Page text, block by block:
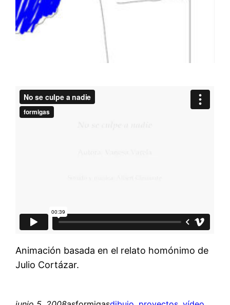
Animación basada en el relato homónimo de
Julio Cortázar.